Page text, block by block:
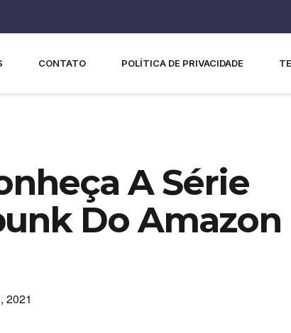
CONTATO POLÍTICA DE PRIVACIDADE
A Série
Do Amazon
2021